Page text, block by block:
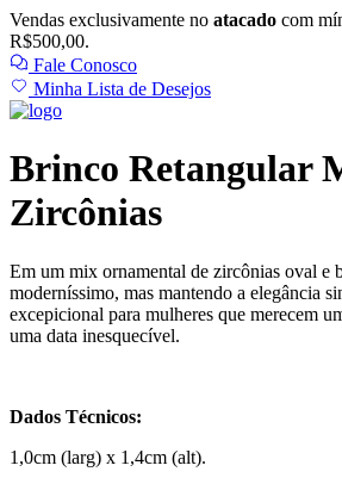
Vendas exclusivamente no atacado com
R$500,00.
Fale Conosco
Minha Lista de Desejos
Brinco Retangular
Zircônias
Em um mix ornamental de zircônias oval e
moderníssimo, mas mantendo a elegância
excepicional para mulheres que merecem
uma data inesquecível.
Dados Técnicos:
1,0cm (larg) x 1,4cm (alt).